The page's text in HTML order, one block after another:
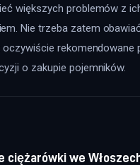
większych problemów z
Nie trzeba zatem
oczywiście rekomendowane
o zakupie pojemników.
wpisu
ciężarówki we